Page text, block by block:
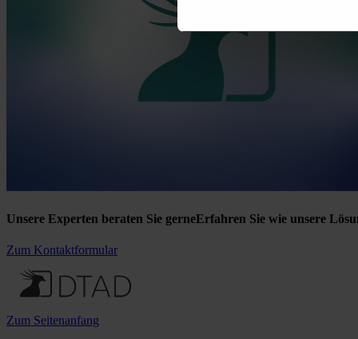
Unsere Experten beraten Sie gerneErfahren Sie wie unsere
Zum Kontaktformular
Zum Seitenanfang